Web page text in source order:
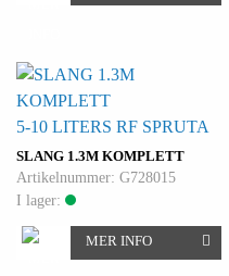
SLANG 1.3M KOMPLETT
5-10 LITERS RF SPRUTA
Artikelnummer: G728015
I lager:
MER INFO